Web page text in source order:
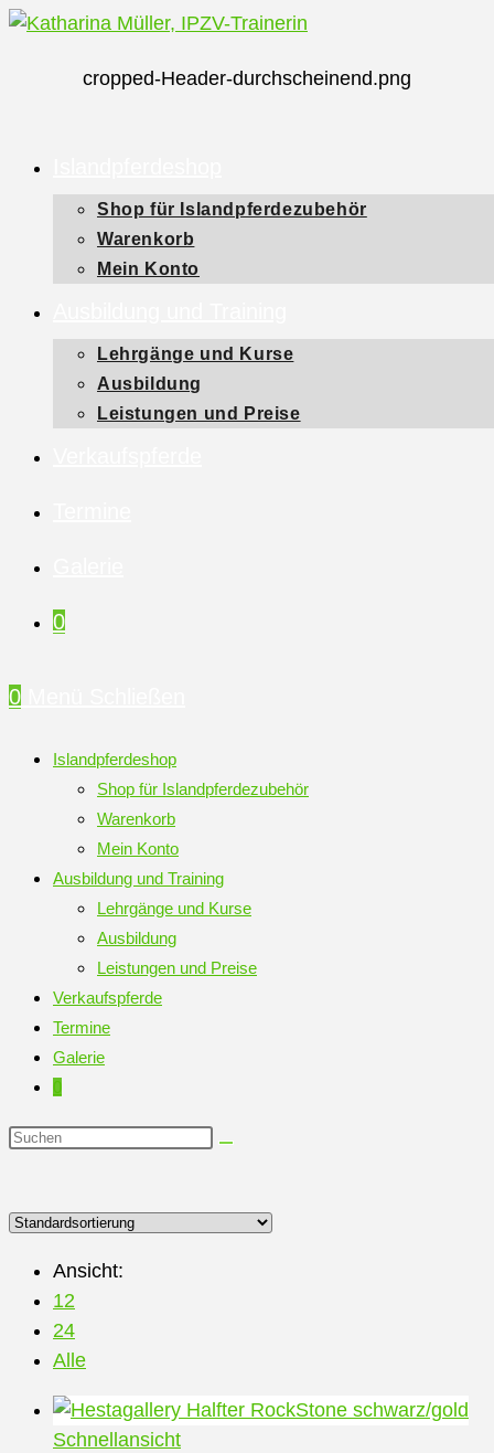
Zum
springencropped-Header-durchscheinend.png
Shop für Islandpferdezubehör
Warenkorb
Mein Konto
Lehrgänge und Kurse
Ausbildung
Leistungen und Preise
0
0
Islandpferdeshop
Shop für Islandpferdezubehör
Warenkorb
Mein Konto
Ausbildung und Training
Lehrgänge und Kurse
Ausbildung
Leistungen und Preise
Verkaufspferde
Termine
Galerie
0
Diese
Ansicht:
12
24
Alle
Schnellansicht